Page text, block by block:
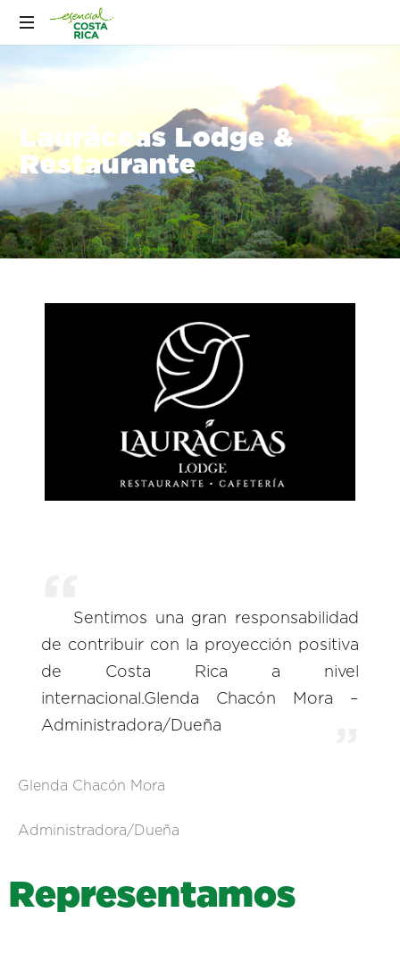
Lauráceas Lodge &
Restaurante
Sentimos una gran responsabilidad
de contribuir con la proyección positiva
de Costa Rica a nivel
internacional.Glenda Chacón Mora –
Administradora/Dueña
Glenda Chacón Mora
Administradora/Dueña
Representamos